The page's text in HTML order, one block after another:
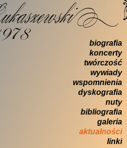
biografia
koncerty
twórczość
wywiady
wspomnienia
dyskografia
nuty
bibliografia
galeria
aktualności
linki